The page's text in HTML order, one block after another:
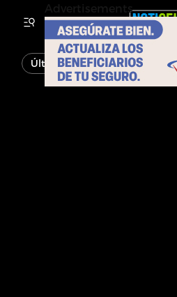
Última Hora Noticias
Advertisements